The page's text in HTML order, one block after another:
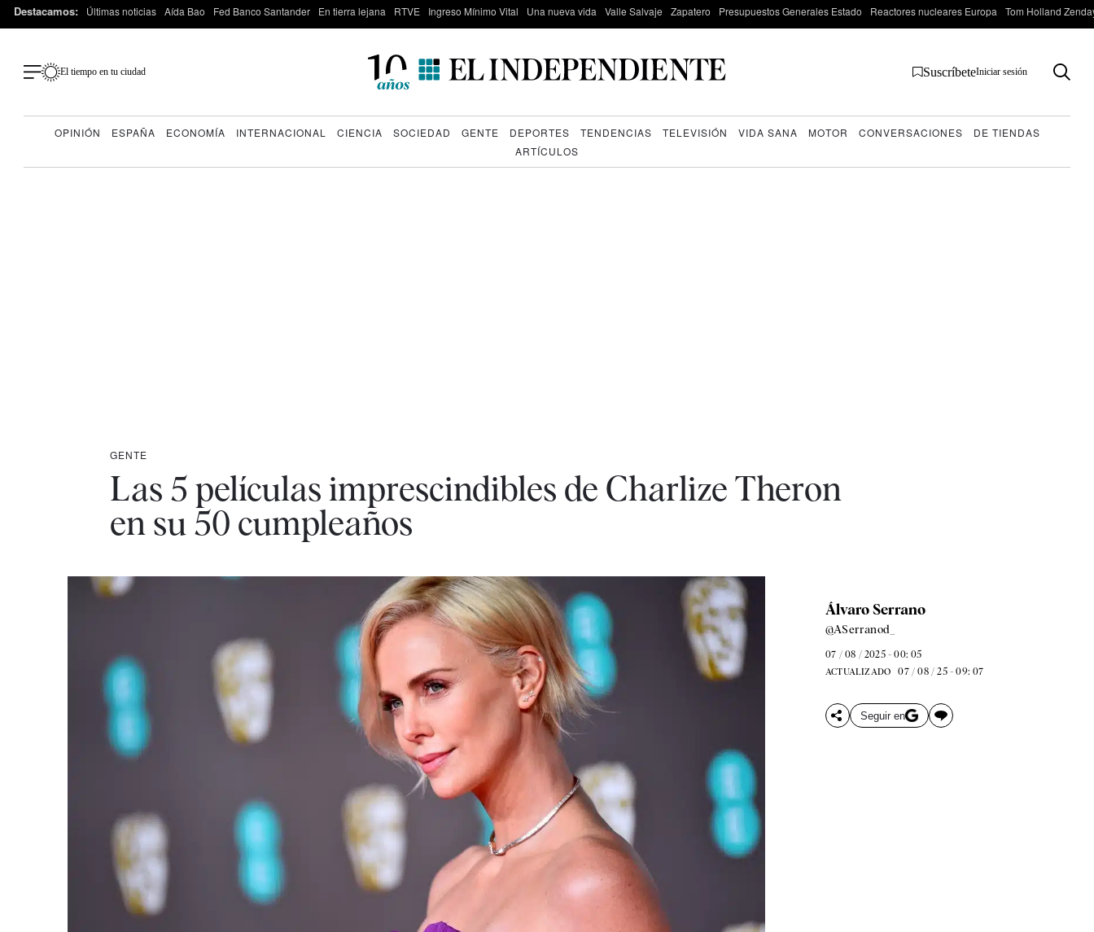
Destacamos: Últimas noticias Aída Bao Fed Banco Santander En tierra lejana RTVE Ingreso Mínimo Vital Una nueva vida Valle Salvaje Zapatero Presupuestos Generales Estado Reactores nucleares Europa Tom Holland
El tiempo en tu ciudad SuscríbeteIniciar sesión
OPINIÓN ESPAÑA ECONOMÍA INTERNACIONAL CIENCIA SOCIEDAD GENTE DEPORTES TENDENCIAS TELEVISIÓN VIDA SANA MOTOR CONVERSACIONES
DE TIENDAS
ARTÍCULOS
GENTE
Las 5 películas imprescindibles de Charlize Theron
en su 50 cumpleaños
Álvaro Serrano
@ASerranod_
07 / 08 / 2025 - 00: 05
ACTUALIZADO 07 / 08 / 25 - 09: 07
Seguir en